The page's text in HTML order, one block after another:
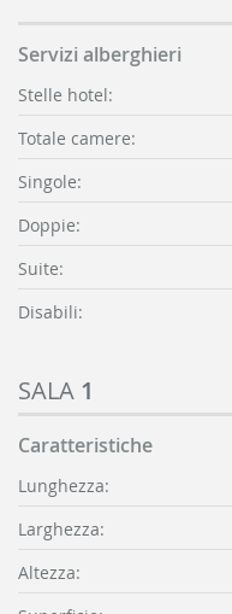
Servizi alberghieri
Stelle hotel:
Totale camere:
Singole:
Doppie:
Suite:
Disabili:
SALA 1
Caratteristiche
Lunghezza:
Larghezza:
Altezza: